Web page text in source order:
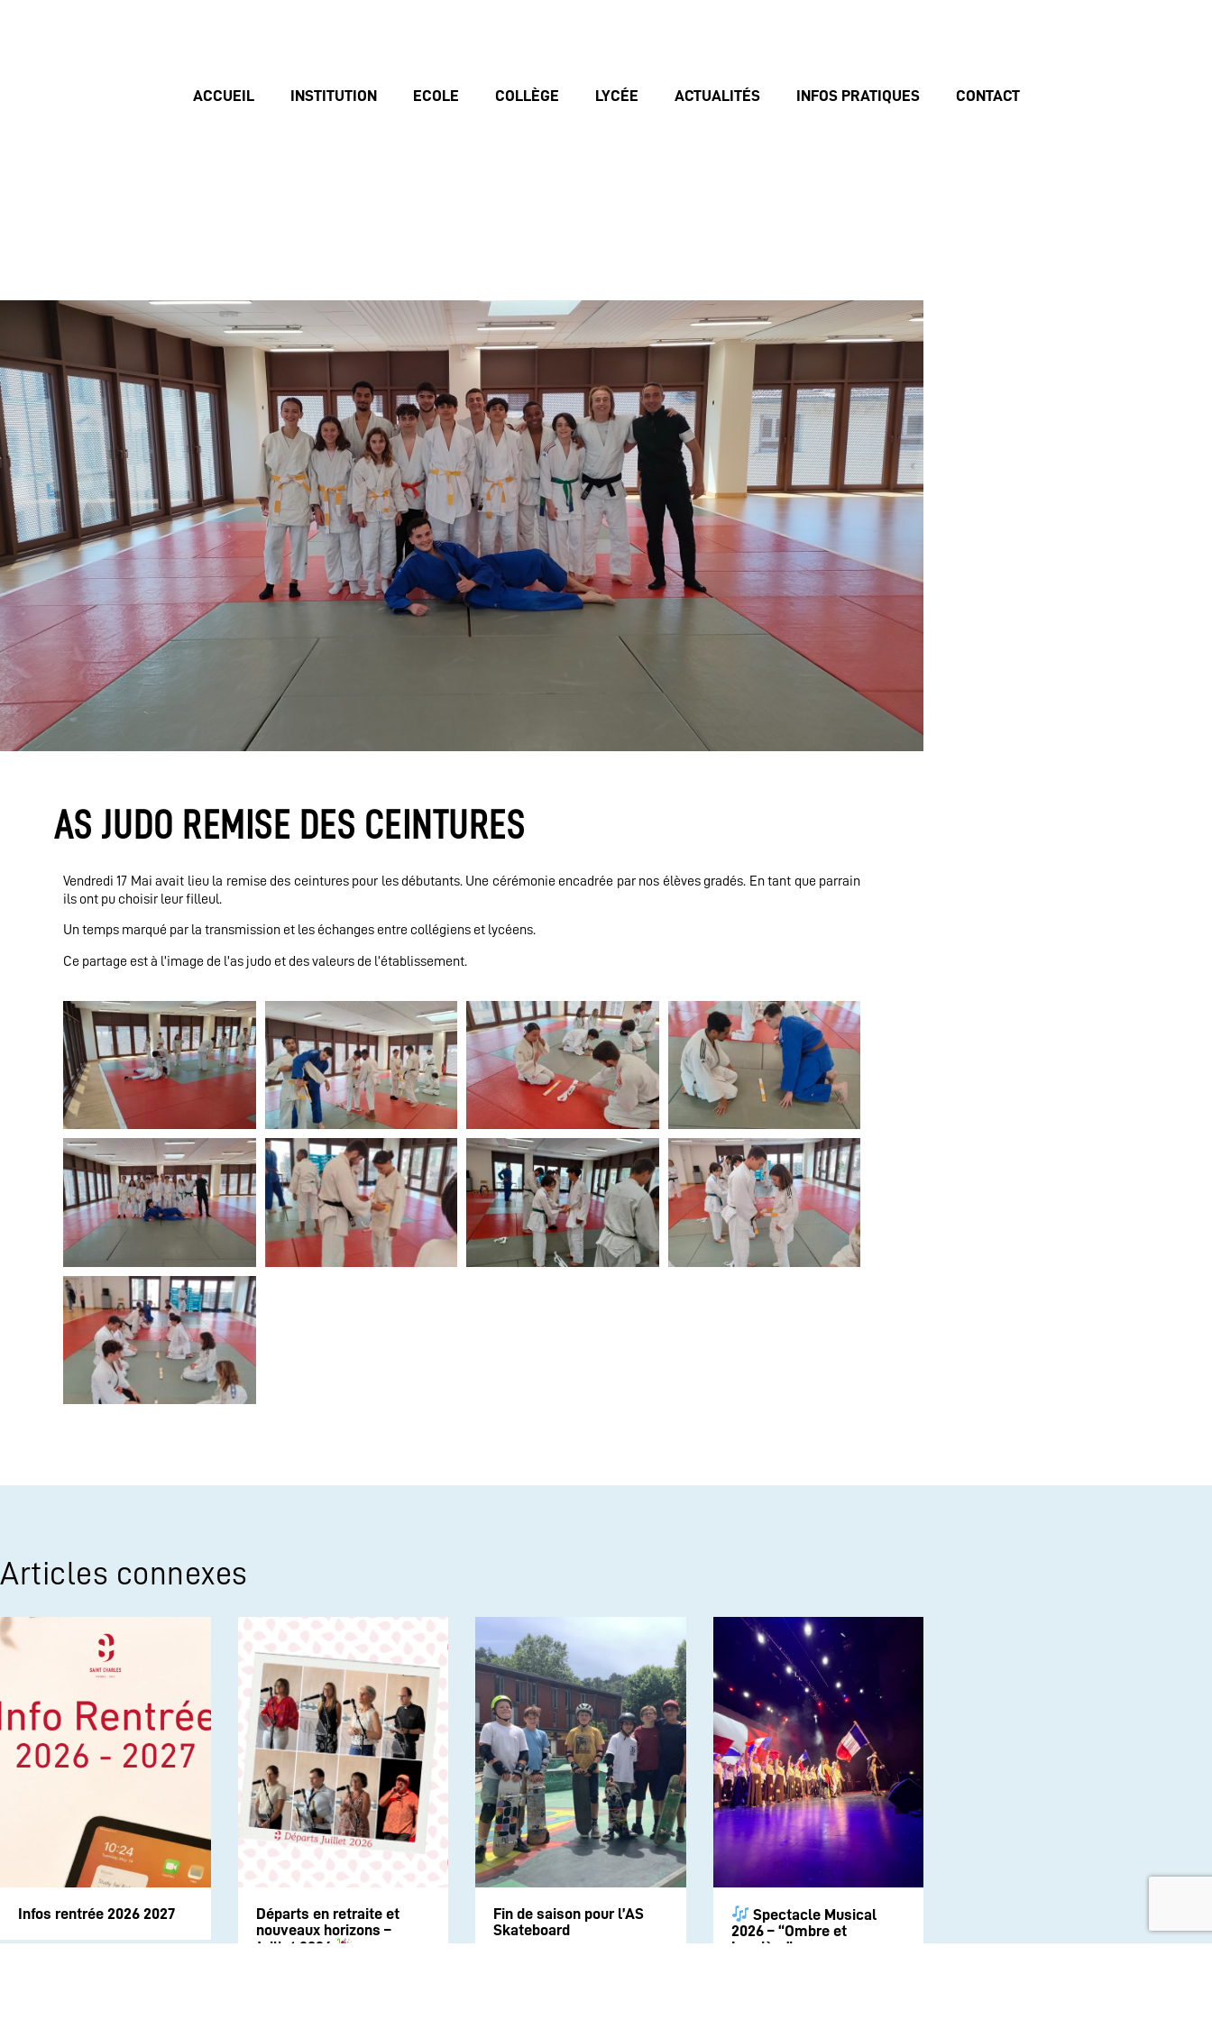
ACCUEIL INSTITUTION ECOLE COLLÈGE LYCÉE ACTUALITÉS INFOS PRATIQUES CONTACT
AS JUDO REMISE DES CEINTURES
Vendredi 17 Mai avait lieu la remise des ceintures pour les débutants. Une cérémonie encadrée par nos élèves gradés. En tant que parrain
ils ont pu choisir leur filleul.
Un temps marqué par la transmission et les échanges entre collégiens et lycéens.
Ce partage est à l’image de l’as judo et des valeurs de l’établissement.
Articles connexes
Infos rentrée 2026 2027
Départs en retraite et
nouveaux horizons –
Juillet 2026
Fin de saison pour l’AS
Skateboard
Spectacle Musical
2026 – “Ombre et
Lumière”